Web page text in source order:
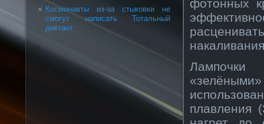
Космонавты из-за стыковки не
смогут написать Тотальный
диктант
фотонных
Лампочки
плавления